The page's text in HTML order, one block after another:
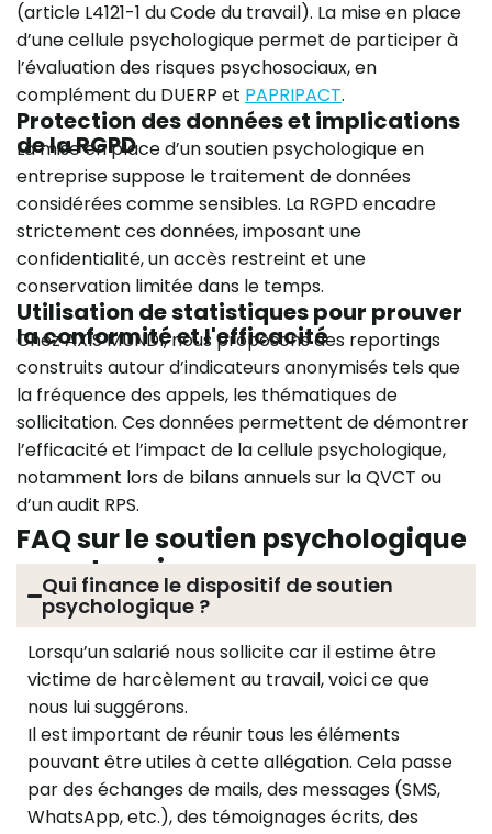
(article L4121-1 du Code du travail). La mise en place
d’une cellule psychologique permet de participer à
l’évaluation des risques psychosociaux, en
complément du DUERP et PAPRIPACT.
Protection des données et implications
de la RGPD
La mise en place d’un soutien psychologique en
entreprise suppose le traitement de données
considérées comme sensibles. La RGPD encadre
strictement ces données, imposant une
confidentialité, un accès restreint et une
conservation limitée dans le temps.
Utilisation de statistiques pour prouver
la conformité et l'efficacité
Chez AXIS MUNDI, nous proposons des reportings
construits autour d’indicateurs anonymisés tels que
la fréquence des appels, les thématiques de
sollicitation. Ces données permettent de démontrer
l’efficacité et l’impact de la cellule psychologique,
notamment lors de bilans annuels sur la QVCT ou
d’un audit RPS.
FAQ sur le soutien psychologique
en entreprise
Qui finance le dispositif de soutien
psychologique ?
Lorsqu’un salarié nous sollicite car il estime être
victime de harcèlement au travail, voici ce que
nous lui suggérons.
Il est important de réunir tous les éléments
pouvant être utiles à cette allégation. Cela passe
par des échanges de mails, des messages (SMS,
WhatsApp, etc.), des témoignages écrits, des